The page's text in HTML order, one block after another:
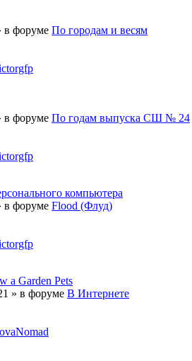
в форуме По городам и весям
в форуме По годам выпуска СШ № 24
компьютера
в форуме Flood (Флуд)
a Garden Pets
» в форуме В Интернете